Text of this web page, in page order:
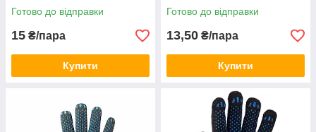
Готово до відправки
15 ₴/пара
Купити
Готово до відправки
13,50 ₴/пара
Купити